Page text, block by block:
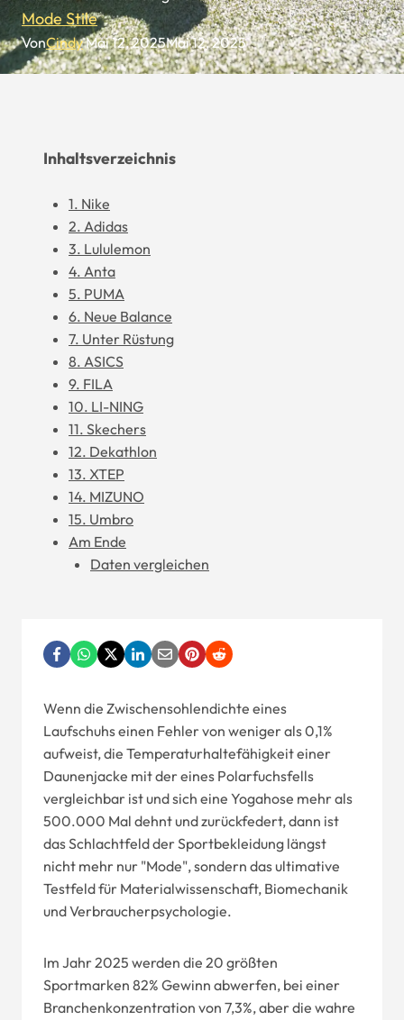
Mode Stile
VonCindyMai 12, 2025Mai 12, 2025
Inhaltsverzeichnis
1. Nike
2. Adidas
3. Lululemon
4. Anta
5. PUMA
6. Neue Balance
7. Unter Rüstung
8. ASICS
9. FILA
10. LI-NING
11. Skechers
12. Dekathlon
13. XTEP
14. MIZUNO
15. Umbro
Am Ende
Daten vergleichen
Wenn die Zwischensohlendichte eines
Laufschuhs einen Fehler von weniger als 0,1%
aufweist, die Temperaturhaltefähigkeit einer
Daunenjacke mit der eines Polarfuchsfells
vergleichbar ist und sich eine Yogahose mehr als
500.000 Mal dehnt und zurückfedert, dann ist
das Schlachtfeld der Sportbekleidung längst
nicht mehr nur "Mode", sondern das ultimative
Testfeld für Materialwissenschaft, Biomechanik
und Verbraucherpsychologie.
Im Jahr 2025 werden die 20 größten
Sportmarken 82% Gewinn abwerfen, bei einer
Branchenkonzentration von 7,3%, aber die wahre